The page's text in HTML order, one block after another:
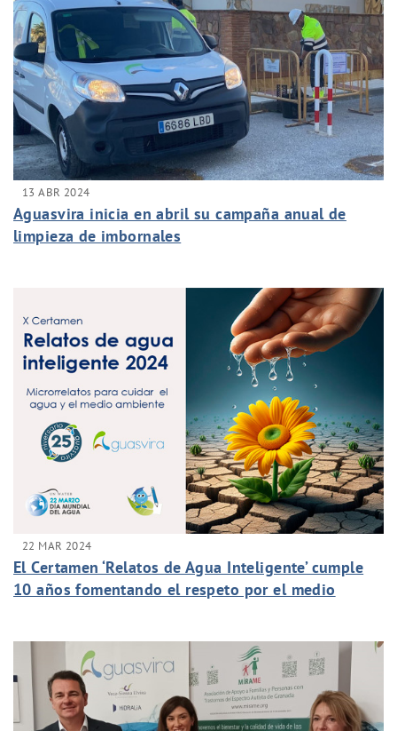
13 ABR 2024
Aguasvira inicia en abril su campaña anual de
limpieza de imbornales
22 MAR 2024
El Certamen ‘Relatos de Agua Inteligente’ cumple
10 años fomentando el respeto por el medio